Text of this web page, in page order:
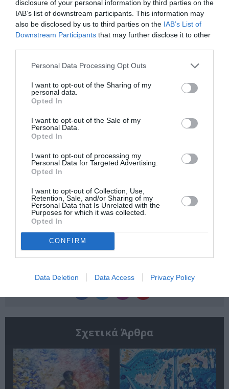
disclosure of your personal information by third parties on the
IAB’s list of downstream participants. This information may
also be disclosed by us to third parties on the IAB’s List of
Downstream Participants that may further disclose it to other
Personal Data Processing Opt Outs
I want to opt-out of the Sharing of my
personal data.
Opted In
I want to opt-out of the Sale of my
Personal Data.
Opted In
I want to opt-out of processing my
Personal Data for Targeted Advertising.
Opted In
I want to opt-out of Collection, Use,
Retention, Sale, and/or Sharing of my
Personal Data that Is Unrelated with the
Purposes for which it was collected.
Opted In
CONFIRM
Data Deletion Data Access Privacy Policy
Δείτε όλα τατελευταία νέαγια την Τέχνη και τον
Πολιτισμό στοCulturenow.gr
Tags
ΒΑΓΓΕΛΗΣ ΓΚΟΚΑΣ
ΓΚΑΛΕΡΙ ΖΟΥΜΠΟΥΛΑΚΗ
ΓΚΑΛΕΡΙ ΤΕΧΝΗΣ - ΑΙΘΟΥΣΕΣ ΤΕΧΝΗΣ
Κάθε βδομάδα στο e-mail σας τα τελευταία νέα για
την Τέχνη και τον Πολιτισμό!
Ακολουθήστε το Culturenow.gr
Σχετικά Άρθρα